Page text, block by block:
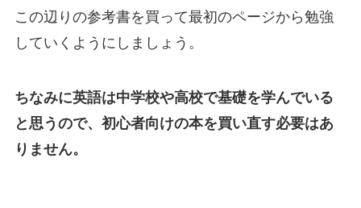
この辺りの参考書を買って最初のページから勉強
していくようにしましょう。
ちなみに英語は中学校や高校で基礎を学んでいる
と思うので、初心者向けの本を買い直す必要はあ
りません。